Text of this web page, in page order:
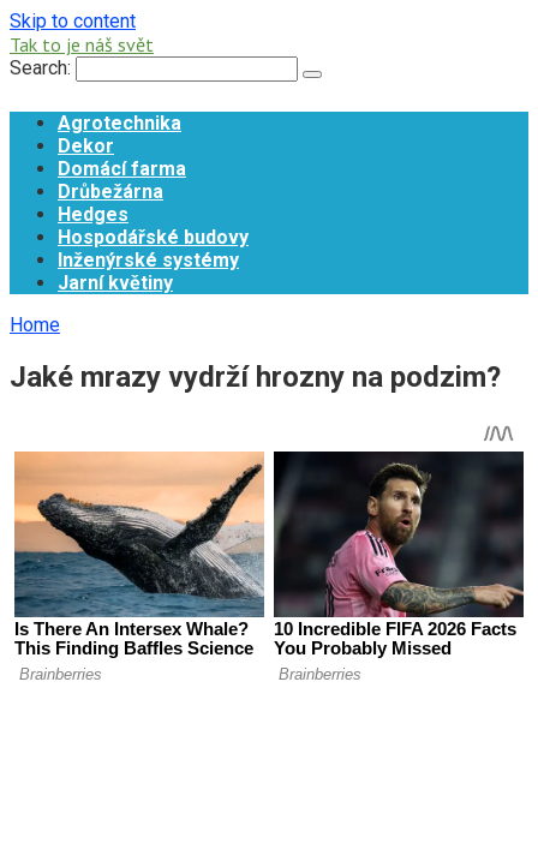
Skip to content
Tak to je náš svět
Search:
Agrotechnika
Dekor
Domácí farma
Drůbežárna
Hedges
Hospodářské budovy
Inženýrské systémy
Jarní květiny
Home
Jaké mrazy vydrží hrozny na podzim?